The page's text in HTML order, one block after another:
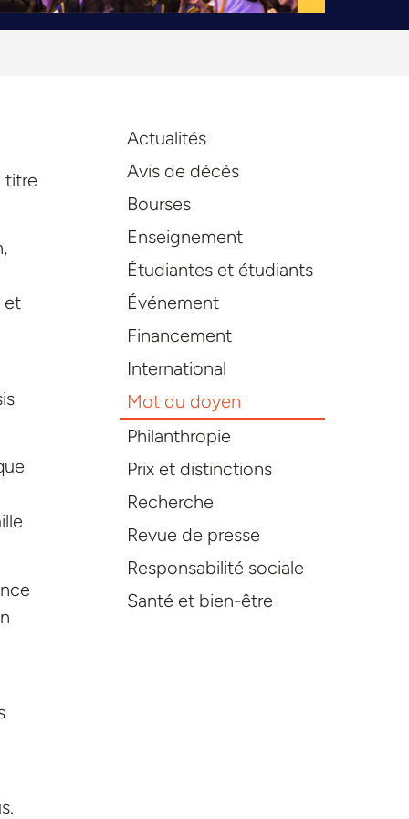
titre
et
Actualités
Avis de décès
Bourses
Enseignement
Étudiantes et étudiants
Événement
Financement
International
Mot du doyen
Philanthropie
Prix et distinctions
Recherche
Revue de presse
Responsabilité sociale
Santé et bien-être